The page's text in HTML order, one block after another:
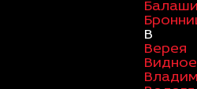
В
Верея
Видное